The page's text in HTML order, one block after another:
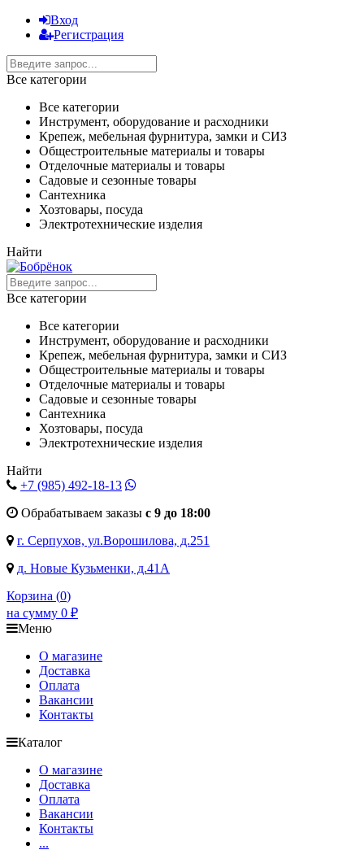
Вход
Регистрация
Все категории
Все категории
Инструмент, оборудование и расходники
Крепеж, мебельная фурнитура, замки и СИЗ
Общестроительные материалы и товары
Отделочные материалы и товары
Садовые и сезонные товары
Сантехника
Хозтовары, посуда
Электротехнические изделия
Найти
Все категории
Все категории
Инструмент, оборудование и расходники
Крепеж, мебельная фурнитура, замки и СИЗ
Общестроительные материалы и товары
Отделочные материалы и товары
Садовые и сезонные товары
Сантехника
Хозтовары, посуда
Электротехнические изделия
Найти
+7 (985) 492-18-13
Обрабатываем заказы с 9 до 18:00
г. Серпухов, ул.Ворошилова, д.251
д. Новые Кузьменки, д.41А
Корзина (0)
на сумму 0 ₽
Меню
О магазине
Доставка
Оплата
Вакансии
Контакты
Каталог
О магазине
Доставка
Оплата
Вакансии
Контакты
...